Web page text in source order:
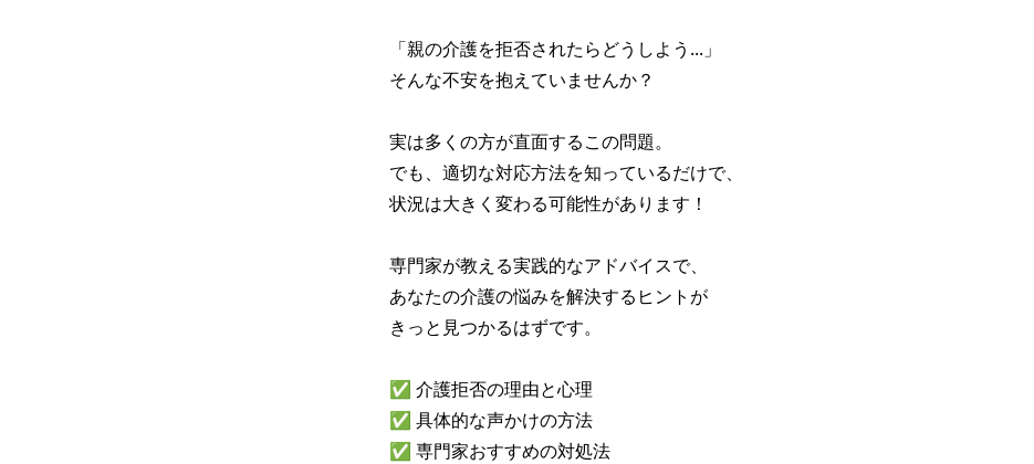
「親の介護を拒否されたらどうしよう...」
そんな不安を抱えていませんか？
実は多くの方が直面するこの問題。
でも、適切な対応方法を知っているだけで、
状況は大きく変わる可能性があります！
専門家が教える実践的なアドバイスで、
あなたの介護の悩みを解決するヒントが
きっと見つかるはずです。
✅ 介護拒否の理由と心理
✅ 具体的な声かけの方法
✅ 専門家おすすめの対処法